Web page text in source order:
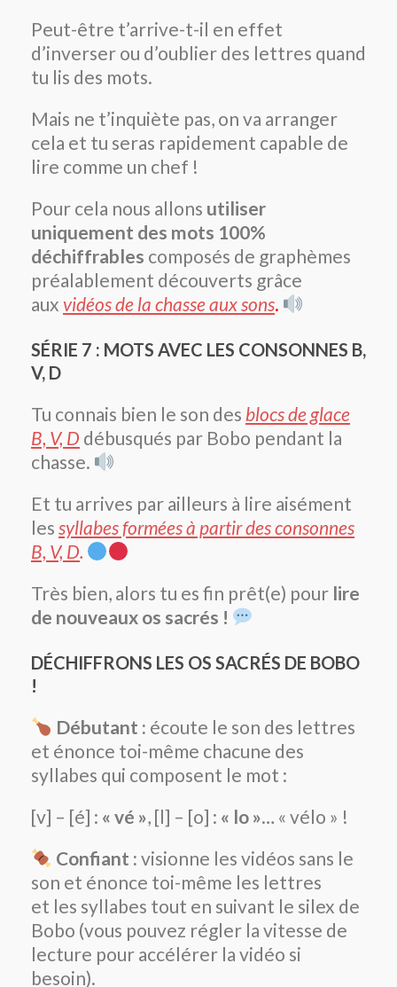
Peut-être t’arrive-t-il en effet
d’inverser ou d’oublier des lettres quand
tu lis des mots.
Mais ne t’inquiète pas, on va arranger
cela et tu seras rapidement capable de
lire comme un chef !
Pour cela nous allons utiliser
uniquement des mots 100%
déchiffrables composés de graphèmes
préalablement découverts grâce
aux vidéos de la chasse aux sons.
SÉRIE 7 : MOTS AVEC LES CONSONNES B,
V, D
Tu connais bien le son des blocs de glace
B, V, D débusqués par Bobo pendant la
chasse.
Et tu arrives par ailleurs à lire aisément
les syllabes formées à partir des consonnes
B, V, D.
Très bien, alors tu es fin prêt(e) pour lire
de nouveaux os sacrés !
DÉCHIFFRONS LES OS SACRÉS DE BOBO
!
Débutant : écoute le son des lettres
et énonce toi-même chacune des
syllabes qui composent le mot :
[v] – [é] : « vé », [l] – [o] : « lo »… « vélo » !
Confiant : visionne les vidéos sans le
son et énonce toi-même les lettres
et les syllabes tout en suivant le silex de
Bobo (vous pouvez régler la vitesse de
lecture pour accélérer la vidéo si
besoin).